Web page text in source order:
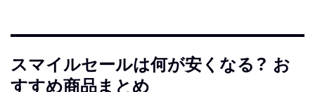
スマイルセールは何が安くなる？ お
すすめ商品まとめ